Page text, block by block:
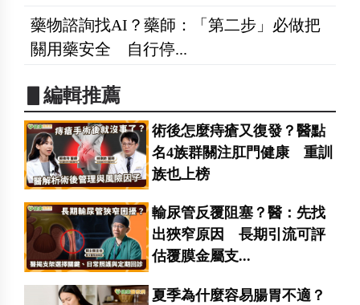
藥物諮詢找AI？藥師：「第二步」必做把
關用藥安全 自行停...
▋編輯推薦
術後怎麼痔瘡又復發？醫點
名4族群關注肛門健康 重訓
族也上榜
輸尿管反覆阻塞？醫：先找
出狹窄原因 長期引流可評
估覆膜金屬支...
夏季為什麼容易腸胃不適？